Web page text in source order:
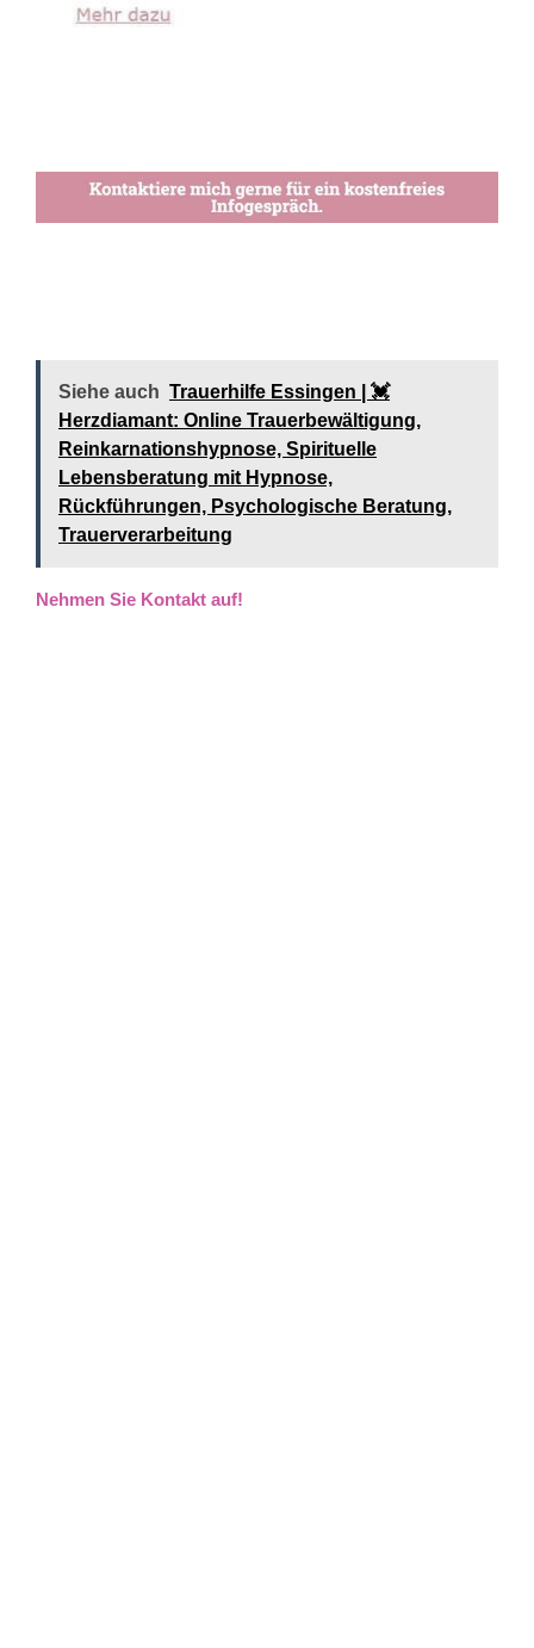
Siehe auch Trauerhilfe Essingen | 💓️️
Herzdiamant: Online Trauerbewältigung,
Reinkarnationshypnose, Spirituelle
Lebensberatung mit Hypnose,
Rückführungen, Psychologische Beratung,
Trauerverarbeitung
Nehmen Sie Kontakt auf!